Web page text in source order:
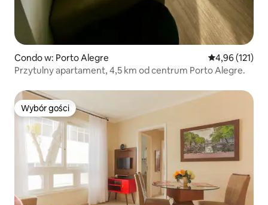
Condo w: Porto Alegre Średnia
4,96 (121)
Przytulny apartament, 4,5 km od centrum Porto Alegre.
Wybór gości
Wybór gości